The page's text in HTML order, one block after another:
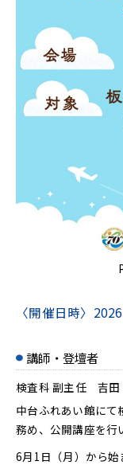
〈開催日時〉
講師・登壇者
検査科 副主任 吉田
中台ふれあい館にて
務め、公開講座を行
6月1日（月）から